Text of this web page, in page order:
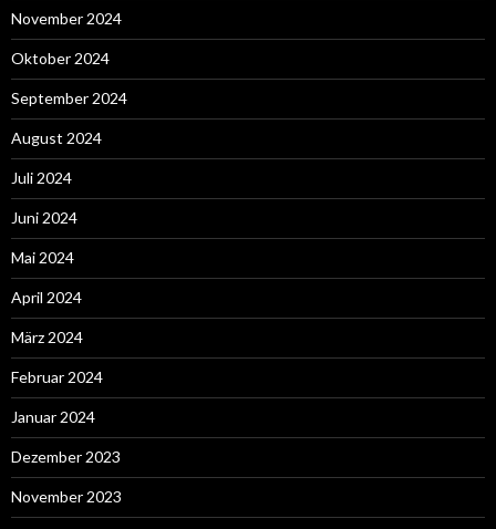
November 2024
Oktober 2024
September 2024
August 2024
Juli 2024
Juni 2024
Mai 2024
April 2024
März 2024
Februar 2024
Januar 2024
Dezember 2023
November 2023